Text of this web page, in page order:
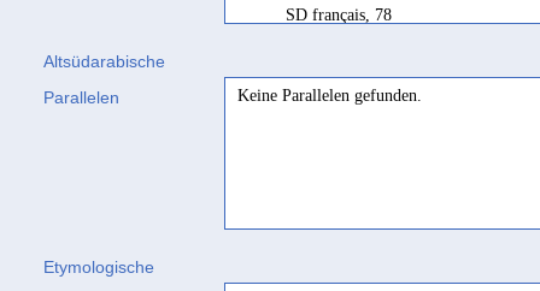
SD français, 78
Conti Rossini 1931, 169
Rhodokanakis 1917, 85
Altsüdarabische
Parallelen
Keine Parallelen gefunden.
Etymologische